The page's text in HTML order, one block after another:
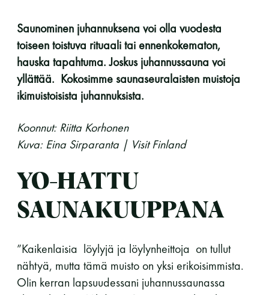
Jäsen
Vieras jäsenen seurassa
25 €
Jäsenen lapsi 7-18 v.
Lapsi alle 7 v.
11 saunomiskerran kortti
3kk kortti - M / N
Vuosikortti - M / N
695€ / 275€
Saunominen juhannuksena voi olla vuodesta
toiseen toistuva rituaali tai ennenkokematon,
hauska tapahtuma. Joskus juhannussauna voi
yllättää. Kokosimme saunaseuralaisten muistoja
ikimuistoisista juhannuksista.
Koonnut: Riitta Korhonen
Kuva: Eina Sirparanta | Visit Finland
YO-HATTU
SAUNAKUUPPANA
”Kaikenlaisia löylyjä ja löylynheittoja on tullut
nähtyä, mutta tämä muisto on yksi erikoisimmista.
Olin kerran lapsuudessani juhannussaunassa